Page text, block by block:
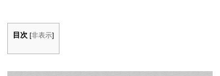
目次 [非表示]